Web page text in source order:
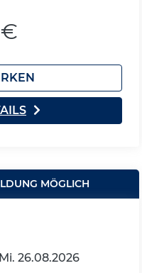
MÖGLICH
Mi. 26.08.2026